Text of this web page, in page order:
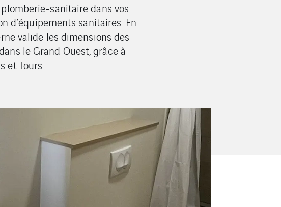
sanitaire dans vos
sanitaires. En
valide les dimensions des
le Grand Ouest, grâce à
etTours.